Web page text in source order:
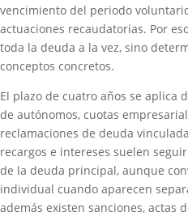
vencimiento del periodo
actuaciones recaudatorias. Por
toda la deuda a la vez, sino
conceptos concretos.
El plazo de cuatro años se aplica
de autónomos, cuotas
reclamaciones de deuda
recargos e intereses suelen
de la deuda principal, aunque
individual cuando aparecen
además existen sanciones, actas